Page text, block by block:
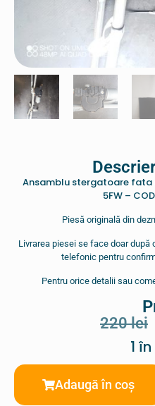
Ansamblu stergatoare fata
5FW –
Piesă originală din
Livrarea piesei se face doar
telefonic pentru
Pentru orice detalii sau
220lei
1
Adaugă în coș